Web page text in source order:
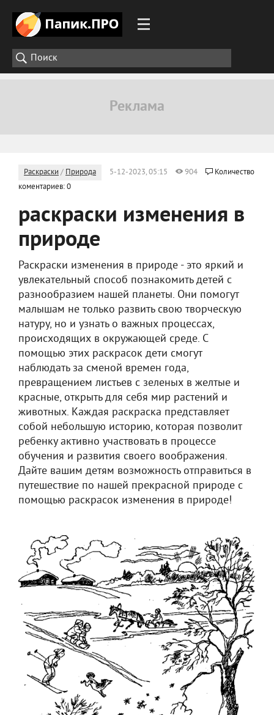
Раскраски / Природа 5-12-2023, 05:15 904
Количество
коментариев: 0
раскраски изменения в
природе
Раскраски изменения в природе - это яркий и
увлекательный способ познакомить детей с
разнообразием нашей планеты. Они помогут
малышам не только развить свою творческую
натуру, но и узнать о важных процессах,
происходящих в окружающей среде. С
помощью этих раскрасок дети смогут
наблюдать за сменой времен года,
превращением листьев с зеленых в желтые и
красные, открыть для себя мир растений и
животных. Каждая раскраска представляет
собой небольшую историю, которая позволит
ребенку активно участвовать в процессе
обучения и развития своего воображения.
Дайте вашим детям возможность отправиться в
путешествие по нашей прекрасной природе с
помощью раскрасок изменения в природе!